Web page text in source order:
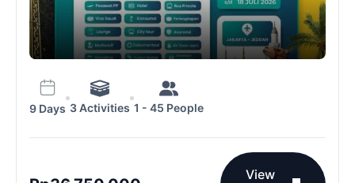
9 Days 3 Activities 1 - 45 People
View